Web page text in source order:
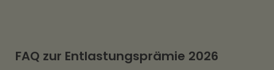
FAQ zur Entlastungsprämie 2026